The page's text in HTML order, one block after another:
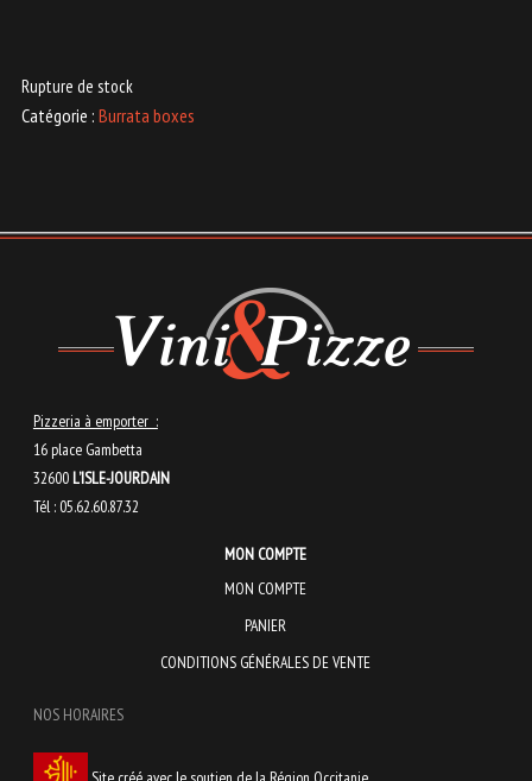
Rupture de stock
Catégorie : Burrata boxes
Pizzeria à emporter :
16 place Gambetta
32600L’ISLE-JOURDAIN
Tél : 05.62.60.87.32
MON COMPTE
MON COMPTE
PANIER
CONDITIONS GÉNÉRALES DE VENTE
NOS HORAIRES